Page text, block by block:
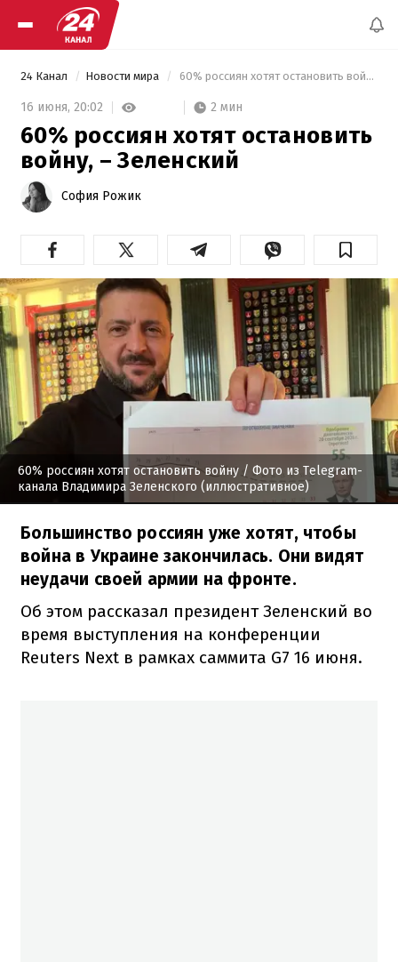
24 Канал Новости мира 60% россиян хотят остановить войну, – Зеленский
16 июня, 20:02 2 мин
60% россиян хотят остановить
войну, – Зеленский
София Рожик
60% россиян хотят остановить войну / Фото из Telegram-
канала Владимира Зеленского (иллюстративное)
Большинство россиян уже хотят, чтобы
война в Украине закончилась. Они видят
неудачи своей армии на фронте.
Об этом рассказал президент Зеленский во
время выступления на конференции
Reuters Next в рамках саммита G7 16 июня.